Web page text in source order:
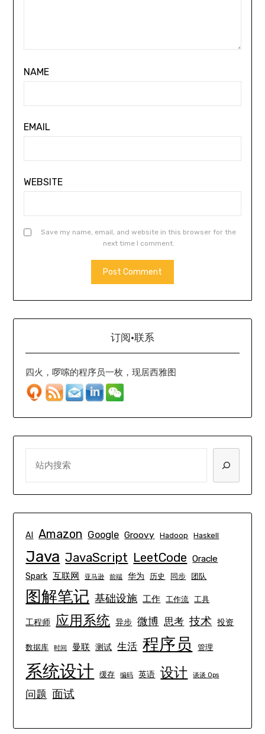
NAME
EMAIL
WEBSITE
Save my name, email, and website in this browser for the
next time I comment.
订阅·联系
四火，啰嗦的程序员一枚，现居西雅图
AI Amazon Google Groovy Hadoop Haskell
Java JavaScript LeetCode Oracle
Spark 互联网 亚马逊 前端 华为 历史 同步 团队
图解笔记 基础设施 工作 工作流 工具
工程师 应用系统 异步 微博 思考 技术 投资
数据库 时间 曼联 测试 生活 程序员 管理
系统设计 缓存 编码 英语 设计 谈谈 Ops
问题 面试